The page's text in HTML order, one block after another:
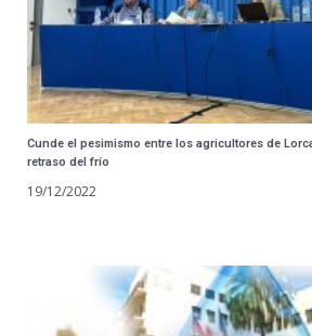
Cunde el pesimismo entre los agricultores de
retraso del frío
19/12/2022